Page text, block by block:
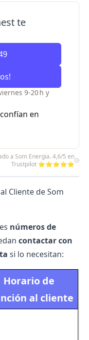
te
9-20 h y
en
a Som Energia. 4,6/5 en
Trustpilot ⭐⭐⭐⭐⭐
Cliente de Som
números de
contactar con
si lo necesitan:
Horario de
al cliente